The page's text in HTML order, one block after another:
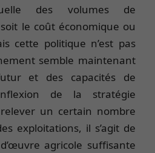
des volumes de
le coût économique ou
cette politique n’est pas
semble maintenant
et des capacités de
de la stratégie
un certain nombre
exploitations, il s’agit de
agricole suffisante